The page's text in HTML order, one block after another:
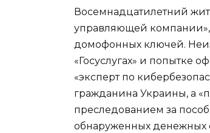
Восемнадцатилетний
управляющей компании»,
домофонных ключей.
«Госуслугах» и попытке
«эксперт по
гражданина Украины, а
преследованием за
обнаруженных денежных